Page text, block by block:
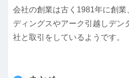
会社の創業は古く1981年に創
ディングスやアーク引越しデン
社と取引をしているようです。